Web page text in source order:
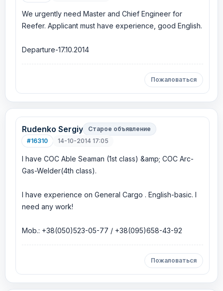
We urgently need Master and Chief Engineer for
Reefer. Applicant must have experience, good English.
Departure-17.10.2014
Пожаловаться
Rudenko Sergiy
Старое объявление
#16310
14-10-2014 17:05
I have COC Able Seaman (1st class) &amp; COC Arc-
Gas-Welder(4th class).
I have experience on General Cargo . English-basic. I
need any work!
Mob.: +38(050)523-05-77 / +38(095)658-43-92
Пожаловаться